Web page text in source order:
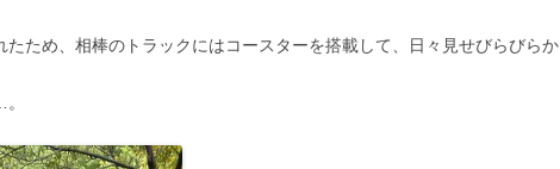
たため、相棒のトラックにはコースターを搭載して、日々見せびらびらか